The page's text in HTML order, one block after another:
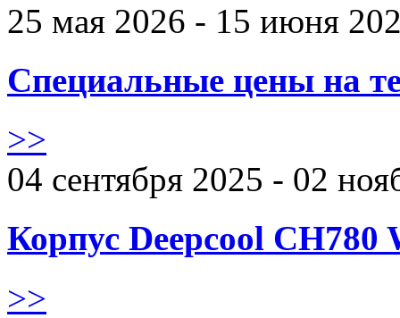
25 мая 2026 - 15 июня
Специальные цены на
>>
04 сентября 2025 - 02
Корпус Deepcool CH780
>>